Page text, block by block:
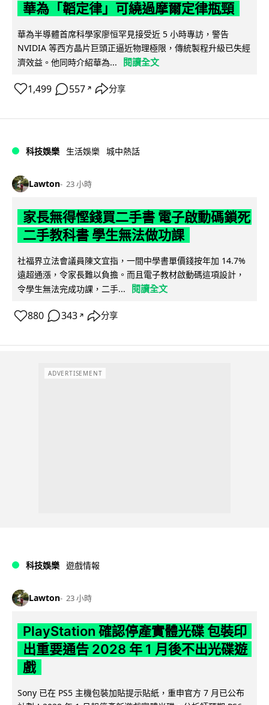
華為「韜定律」可繞過摩爾定律瓶頸
華為半導體首席科學家廖恒罕見接受近 5 小時專訪，警告
NVIDIA 等西方晶片巨頭正逼近物理極限，傳統製程升級已失經
濟效益。他同時介紹華為...
閱讀全文
1,499 557 ↗ 分享
科技娛樂 生活娛樂 城中熱話
Lawton 23 小時
家長無得慳錢買二手書 電子啟動碼鎖死
二手教科書 學生無法做功課
社福界立法會議員陳文宜指，一間中學書單價錢按年加 14.7%
遠超通漲，令家長難以負擔。而且電子教材啟動碼這項設計，
令學生無法完成功課，二手...
閱讀全文
880 343 ↗ 分享
ADVERTISEMENT
科技娛樂 遊戲情報
Lawton 23 小時
PlayStation 確認停產實體光碟 包裝印
出重要通告 2028 年 1 月後不出光碟遊
戲
Sony 已在 PS5 主機包裝加貼提示貼紙，重申官方 7 月已公布